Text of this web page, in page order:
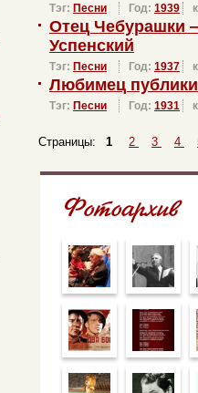
Тэг: Песни Год: 1939
Отец Чебурашки
Успенский
Тэг: Песни Год: 1937
Любимец
Тэг: Песни Год: 1931
Страницы: 1 2 3 4